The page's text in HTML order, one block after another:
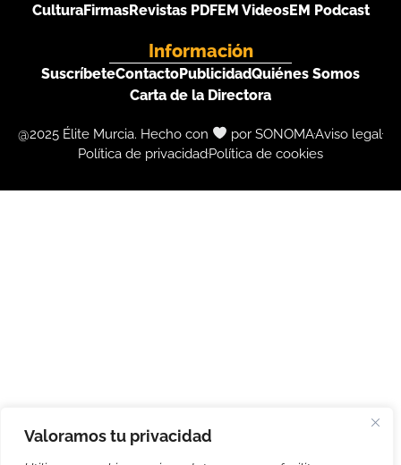
Valoramos tu privacidad
CulturaFirmasRevistas PDFEM VideosEM Podcast
Información
SuscríbeteContactoPublicidadQuiénes Somos
Carta de la Directora
@2025 Élite Murcia. Hecho con por SONOMAAviso legal
Política de privacidadPolítica de cookies